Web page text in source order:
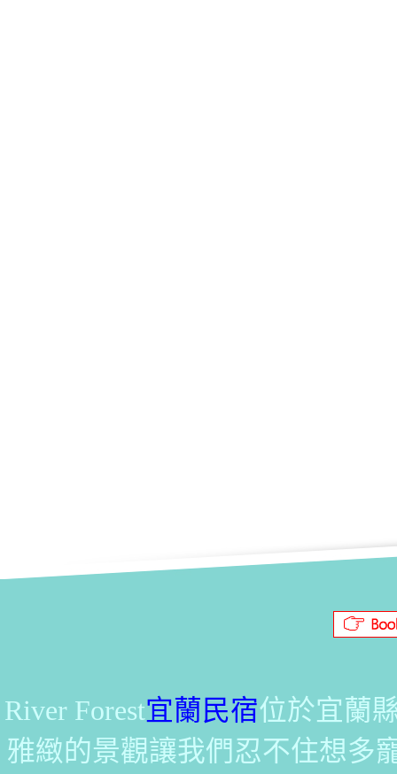
River Forest宜蘭民宿位於宜蘭
雅緻的景觀讓我們忍不住想多